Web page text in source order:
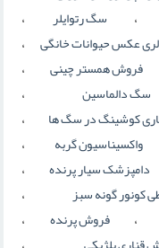
، سگ رتوایلر ،
عکس حیوانات خانگی ،
فروش همستر چینی ،
سگ دالماسین ،
کوشینگ در سگ ها ،
واکسیناسیون گربه ،
دامپزشک سیار پرنده ،
کونور گونه سبز ،
، فروش پرنده ،